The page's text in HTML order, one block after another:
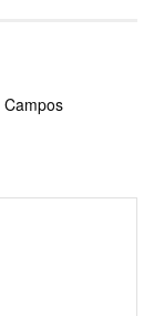
Campos